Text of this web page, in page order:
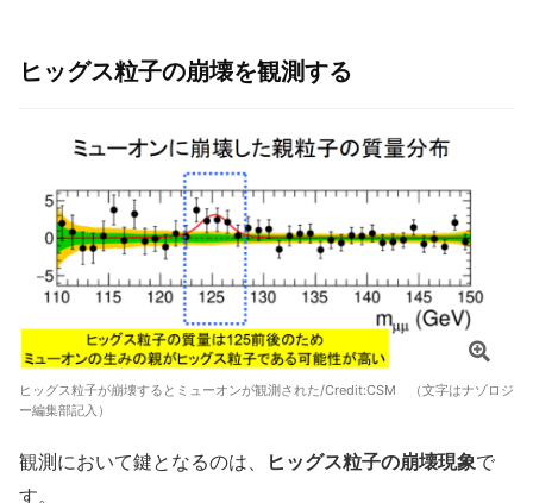
ヒッグス粒子の崩壊を観測する
ヒッグス粒子が崩壊するとミューオンが観測された/Credit:CSM （文字はナゾロジ
ー編集部記入）
観測において鍵となるのは、 ヒッグス粒子の崩壊現象で
す。